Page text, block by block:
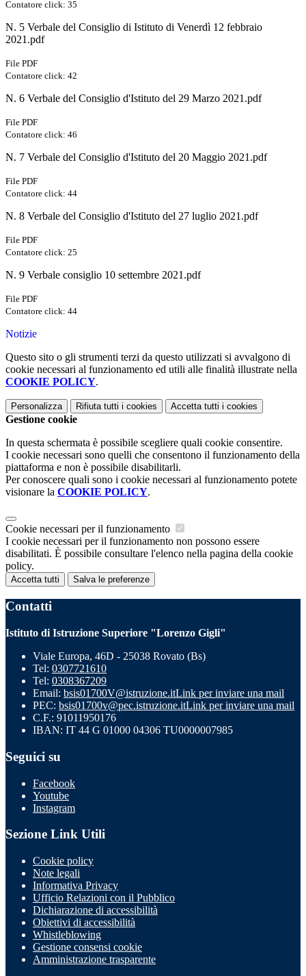
Contatore click: 35
N. 5 Verbale del Consiglio di Istituto di Venerdì 12 febbraio
2021.pdf
File PDF
Contatore click: 42
N. 6 Verbale del Consiglio d'Istituto del 29 Marzo 2021.pdf
File PDF
Contatore click: 46
N. 7 Verbale del Consiglio d'Istituto del 20 Maggio 2021.pdf
File PDF
Contatore click: 44
N. 8 Verbale del Consiglio d'Istituto del 27 luglio 2021.pdf
File PDF
Contatore click: 25
N. 9 Verbale consiglio 10 settembre 2021.pdf
File PDF
Contatore click: 44
Notizie
Questo sito o gli strumenti terzi da questo utilizzati si avvalgono di
cookie necessari al funzionamento ed utili alle finalità illustrate nella
COOKIE POLICY.
Personalizza Rifiuta tutti i cookies Accetta tutti i cookies
Gestione cookie
In questa schermata è possibile scegliere quali cookie consentire.
I cookie necessari sono quelli che consentono il funzionamento della
piattaforma e non è possibile disabilitarli.
Per conoscere quali sono i cookie necessari al funzionamento potete
visionare la COOKIE POLICY.
Cookie necessari per il funzionamento
I cookie necessari per il funzionamento non possono essere
disabilitati. È possibile consultare l'elenco nella pagina della cookie
policy.
Accetta tutti Salva le preferenze
Contatti
Istituto di Istruzione Superiore "Lorenzo Gigli"
Viale Europa, 46D - 25038 Rovato (Bs)
Tel: 0307721610
Tel: 0308367209
Email: bsis01700V@istruzione.itLink per inviare una mail
PEC: bsis01700v@pec.istruzione.itLink per inviare una mail
C.F.: 91011950176
IBAN: IT 44 G 01000 04306 TU0000007985
Seguici su
Facebook
Youtube
Instagram
Sezione Link Utili
Cookie policy
Note legali
Informativa Privacy
Ufficio Relazioni con il Pubblico
Dichiarazione di accessibilità
Obiettivi di accessibilità
Whistleblowing
Gestione consensi cookie
Amministrazione trasparente